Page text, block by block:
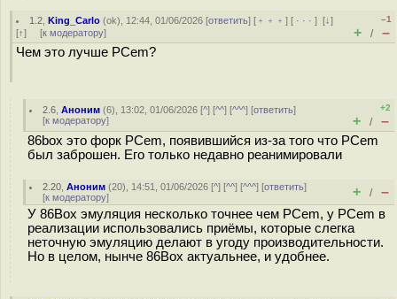
1.2 ,King_Carlo (ok), 12:44, 01/06/2026 [ответить] [ ﹢﹢﹢] [ · · ·][↓]
[↑] [к модератору]
–1
+ / –
Чем это лучше PCem?
2.6 ,Аноним (6), 13:02, 01/06/2026 [^] [^^] [^^^] [ответить]
[к модератору]
+2
+ / –
86box это форк PCem, появившийся из-за того что PCem
был заброшен. Его только недавно реанимировали
2.20 ,Аноним (20), 14:51, 01/06/2026 [^] [^^] [^^^] [ответить]
[к модератору] + / –
У 86Box эмуляция несколько точнее чем PCem, у PCem в
реализации использовались приёмы, которые слегка
неточную эмуляцию делают в угоду производительности.
Но в целом, нынче 86Box актуальнее, и удобнее.